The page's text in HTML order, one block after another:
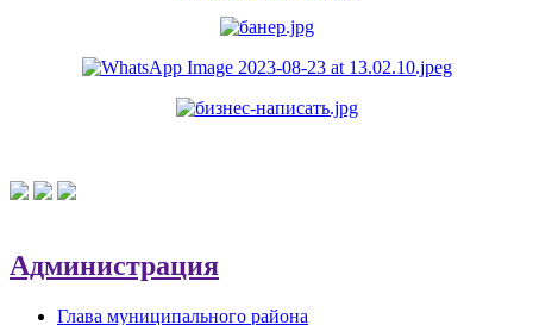
Администрация
Глава муниципального района